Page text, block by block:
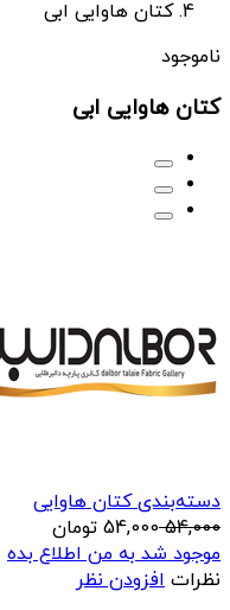
کتان هاوایی ابی
ناموجود
کتان هاوایی ابی
دسته‌بندی کتان هاوایی
54,000
54,000 تومان
موجود شد به من اطلاع بده
نظرات افزودن نظر